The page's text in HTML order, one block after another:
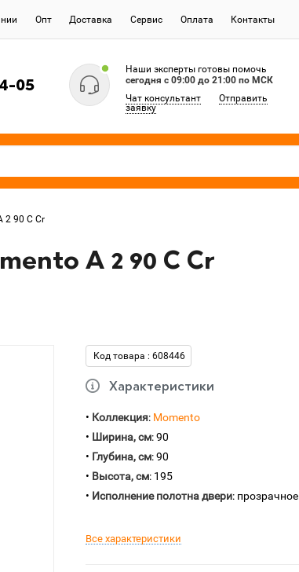
Опт Доставка Сервис Оплата Контакты
05
Наши эксперты готовы помочь
сегодня c 09:00 до 21:00 по МСК
Чат консультант
Отправить
заявку
2 90 C Cr
A 2 90 C Cr
Код товара : 608446
Характеристики
• Коллекция: Momento
• Ширина, см: 90
• Глубина, см: 90
• Высота, см: 195
• Исполнение полотна двери: прозрачное
Все характеристики